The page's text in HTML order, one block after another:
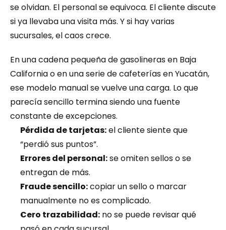
se olvidan. El personal se equivoca. El cliente discute
si ya llevaba una visita más. Y si hay varias
sucursales, el caos crece.
En una cadena pequeña de gasolineras en Baja
California o en una serie de cafeterías en Yucatán,
ese modelo manual se vuelve una carga. Lo que
parecía sencillo termina siendo una fuente
constante de excepciones.
Pérdida de tarjetas: el cliente siente que
“perdió sus puntos”.
Errores del personal: se omiten sellos o se
entregan de más.
Fraude sencillo: copiar un sello o marcar
manualmente no es complicado.
Cero trazabilidad: no se puede revisar qué